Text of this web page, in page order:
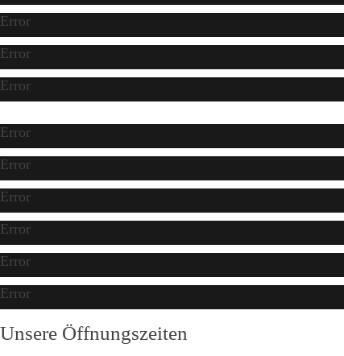
Error
Error
Error
Error
Error
Error
Error
Error
Error
Unsere Öffnungszeiten